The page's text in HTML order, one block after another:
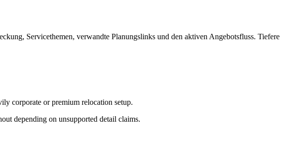
Servicethemen, verwandte Planungslinks und den aktiven Angebotsfluss. Tiefere
corporate or premium relocation setup.
depending on unsupported detail claims.